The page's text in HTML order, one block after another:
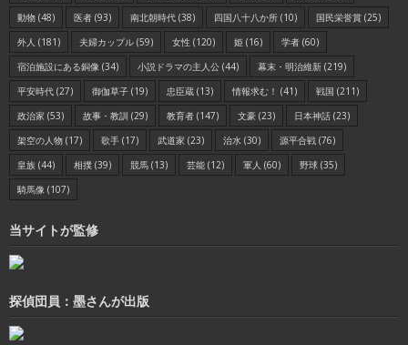
動物 (48) 医者 (93) 南北朝時代 (38) 四国八十八か所 (10) 国民栄誉賞 (25)
外人 (181) 夫婦カップル (59) 女性 (120) 姫 (16) 学者 (60)
宿泊施設にある銅像 (34) 小説ドラマの主人公 (44) 幕末・明治維新 (219)
平安時代 (27) 御伽草子 (19) 忠臣蔵 (13) 情報求む！ (41) 戦国 (211)
政治家 (53) 故事・教訓 (29) 教育者 (147) 文豪 (23) 日本神話 (23)
架空の人物 (17) 歌手 (17) 武道家 (23) 治水 (30) 源平合戦 (76)
皇族 (44) 相撲 (39) 競馬 (13) 芸能 (12) 軍人 (60) 野球 (35)
騎馬像 (107)
当サイトが監修
探偵団員：墨さんが出版